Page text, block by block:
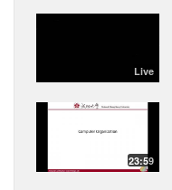
Live
23:59